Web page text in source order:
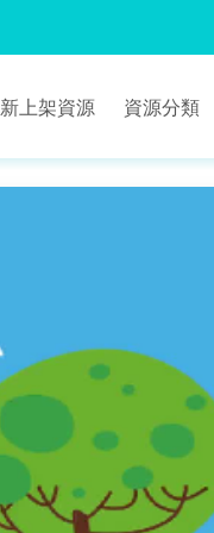
新上架資源 資源分類